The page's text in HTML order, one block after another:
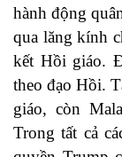
hành động
qua lăng kính
kết Hồi giáo.
theo đạo Hồi.
giáo, còn
Trong tất cả